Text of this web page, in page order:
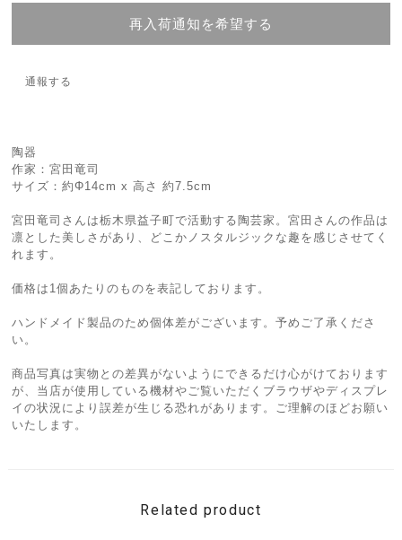
再入荷通知を希望する
通報する
陶器
作家：宮田竜司
サイズ：約Φ14cm x 高さ 約7.5cm
宮田竜司さんは栃木県益子町で活動する陶芸家。宮田さんの作品は
凛とした美しさがあり、どこかノスタルジックな趣を感じさせてく
れます。
価格は1個あたりのものを表記しております。
ハンドメイド製品のため個体差がございます。予めご了承くださ
い。
商品写真は実物との差異がないようにできるだけ心がけております
が、当店が使用している機材やご覧いただくブラウザやディスプレ
イの状況により誤差が生じる恐れがあります。ご理解のほどお願い
いたします。
Related product